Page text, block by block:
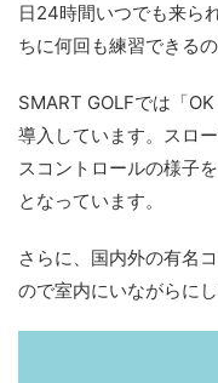
日24時間いつでも来ら
ちに何回も練習できる
SMART GOLFでは「
導入しています。スロ
スコントロールの様子
となっています。
さらに、国内外の有名
ので室内にいながらに